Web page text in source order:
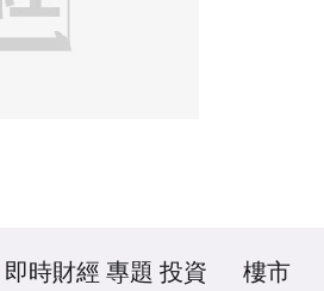
即時財經 專題 投資 樓市